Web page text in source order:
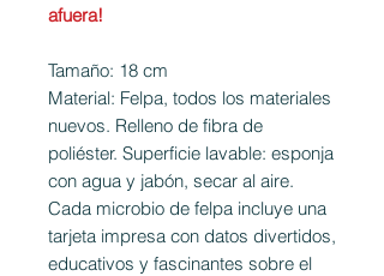
afuera!
Tamaño: 18 cm
Material: Felpa, todos los materiales
nuevos. Relleno de fibra de
poliéster. Superficie lavable: esponja
con agua y jabón, secar al aire.
Cada microbio de felpa incluye una
tarjeta impresa con datos divertidos,
educativos y fascinantes sobre el